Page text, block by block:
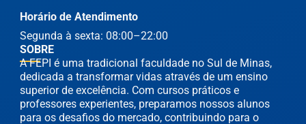
SOBRE
A FEPI é uma tradicional faculdade no Sul de Minas,
dedicada a transformar vidas através de um ensino
superior de excelência. Com cursos práticos e
professores experientes, preparamos nossos alunos
para os desafios do mercado, contribuindo para o
Horário de Atendimento
Segunda à sexta: 08:00–22:00